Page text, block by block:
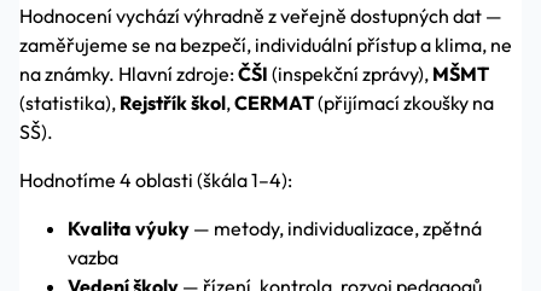
Hodnocení vychází výhradně z veřejně dostupných dat —
zaměřujeme se na bezpečí, individuální přístup a klima, ne
na známky. Hlavní zdroje:ČŠI (inspekční zprávy), MŠMT
(statistika), Rejstřík škol,CERMAT(přijímací zkoušky na
SŠ).
Hodnotíme 4 oblasti (škála 1–4):
Kvalita výuky — metody, individualizace, zpětná
vazba